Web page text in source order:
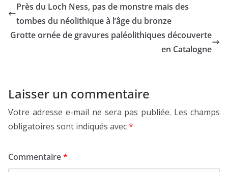
Près du Loch Ness, pas de monstre mais des
tombes du néolithique à l’âge du bronze
Grotte ornée de gravures paléolithiques découverte
en Catalogne
Laisser un commentaire
Votre adresse e-mail ne sera pas publiée. Les champs
obligatoires sont indiqués avec*
Commentaire*